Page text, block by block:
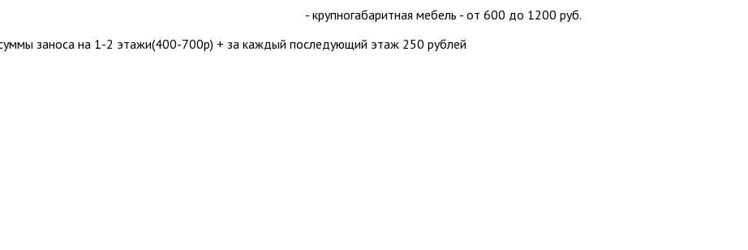
- крупногабаритная мебель - от 600 до 1200 руб.
заноса на 1-2 этажи(400-700р) + за каждый последующий этаж 250 рублей